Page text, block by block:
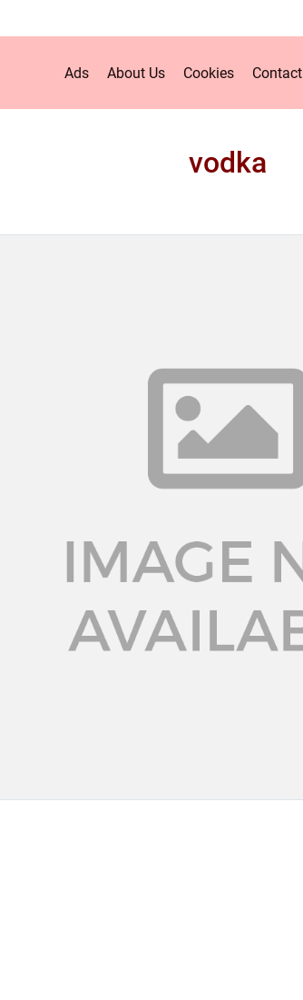
Ads About Us Cookies Contact
vodka